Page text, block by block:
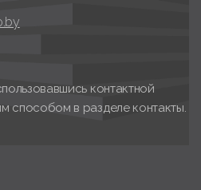
контактной
способом в разделе контакты.